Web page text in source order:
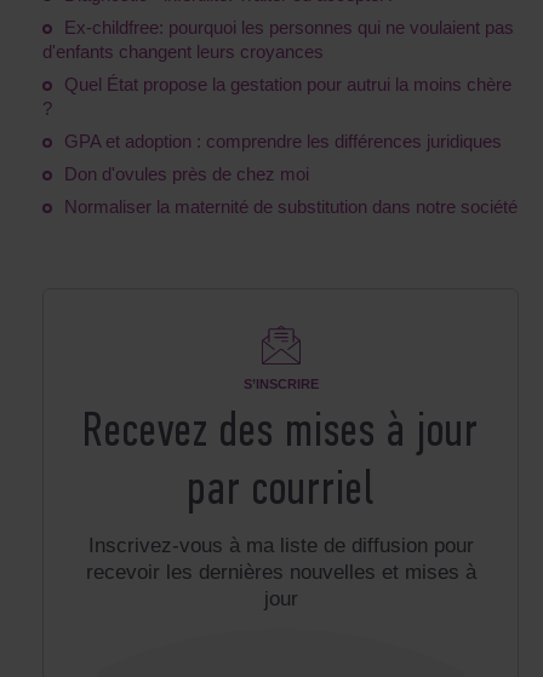
Ex-childfree: pourquoi les personnes qui ne voulaient pas
d'enfants changent leurs croyances
Quel État propose la gestation pour autrui la moins chère
?
GPA et adoption : comprendre les différences juridiques
Don d'ovules près de chez moi
Normaliser la maternité de substitution dans notre société
S’INSCRIRE
Recevez des mises à jour
par courriel
Inscrivez-vous à ma liste de diffusion pour
recevoir les dernières nouvelles et mises à
jour